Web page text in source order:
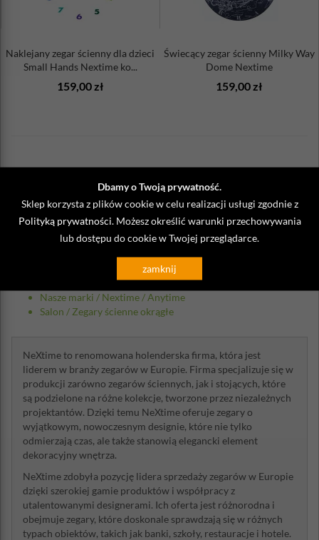
Dbamy o Twoją prywatność.
Sklep korzysta z plików cookie w celu realizacji usługi zgodnie z
Polityką prywatności . Możesz określić warunki przechowywania
lub dostępu do cookie w Twojej przeglądarce.
zamknij
Naklejany zegar ścienny dla dzieci
Small Hands Nextime ko...
159,00 zł
Świecący zegar ścienny Milky Way
Dome Nextime
159,00 zł
Opinie o Zegar ścienny Bella Mirror
Nextime biały
Napisz własną opinię
Kategorie, w których występuje produkt:
Nasze marki / Nextime /Anytime
Salon / Zegary ścienne okrągłe
NeXtime to renomowana holenderska firma, która jest
liderem w branży zegarów w Europie. Firma specjalizuje się w
produkcji zarówno zegarów ściennych, jak i stojących, które
są podzielone na różne kolekcje, tworzone przez niezależnych
projektantów. Dzięki temu NeXtime oferuje zegary o
wyjątkowym, nowoczesnym designie, które nie tylko
odmierzają czas, ale także stanowią elegancki element
dekoracyjny wnętrza.
NeXtime zdobyła pozycję lidera sprzedaży zegarów w Europie
dzięki szerokiej gamie produktów i współpracy z
utalentowanymi designerami. Ich oferta jest różnorodna i
obejmuje zegary, które doskonale sprawdzają się w różnych
typach obiektów, takich jak banki, szkoły, restauracje i hotele.